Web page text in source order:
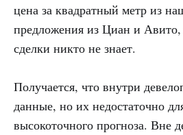
цена за квадратный метр из
предложения из Циан и
сделки никто не знает.
Получается, что внутри
данные, но их недостаточно
высокоточного прогноза. Вне